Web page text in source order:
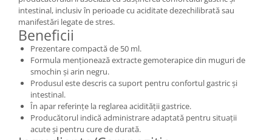
intestinal, inclusiv în perioade cu aciditate dezechilibrată sau
manifestări legate de stres.
Beneficii
Prezentare compactă de 50 ml.
Formula menționează extracte gemoterapice din muguri de
smochin și arin negru.
Produsul este descris ca suport pentru confortul gastric și
intestinal.
În apar referințe la reglarea acidității gastrice.
Producătorul indică administrare adaptată pentru situații
acute și pentru cure de durată.